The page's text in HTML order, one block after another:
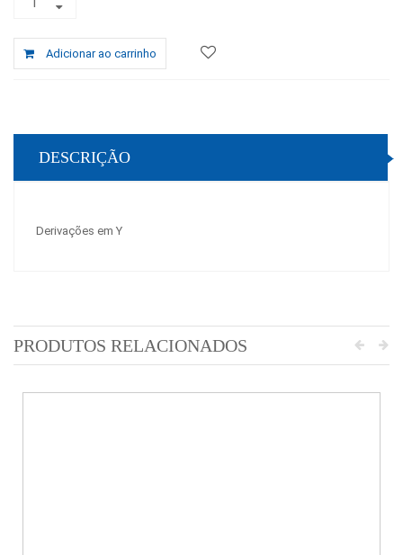
Adicionar ao carrinho
DESCRIÇÃO
Derivações em Y
PRODUTOS RELACIONADOS